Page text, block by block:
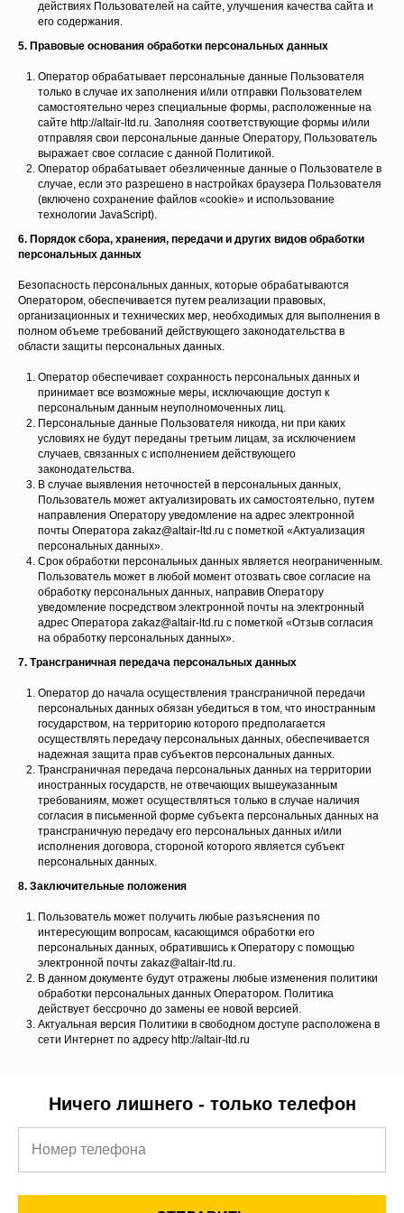
действиях Пользователей на сайте, улучшения качества сайта и
его содержания.
5. Правовые основания обработки персональных данных
Оператор обрабатывает персональные данные Пользователя
только в случае их заполнения и/или отправки Пользователем
самостоятельно через специальные формы, расположенные на
сайте http://altair-ltd.ru. Заполняя соответствующие формы и/или
отправляя свои персональные данные Оператору, Пользователь
выражает свое согласие с данной Политикой.
Оператор обрабатывает обезличенные данные о Пользователе в
случае, если это разрешено в настройках браузера Пользователя
(включено сохранение файлов «cookie» и использование
технологии JavaScript).
6. Порядок сбора, хранения, передачи и других видов обработки
персональных данных
Безопасность персональных данных, которые обрабатываются
Оператором, обеспечивается путем реализации правовых,
организационных и технических мер, необходимых для выполнения в
полном объеме требований действующего законодательства в
области защиты персональных данных.
Оператор обеспечивает сохранность персональных данных и
принимает все возможные меры, исключающие доступ к
персональным данным неуполномоченных лиц.
Персональные данные Пользователя никогда, ни при каких
условиях не будут переданы третьим лицам, за исключением
случаев, связанных с исполнением действующего
законодательства.
В случае выявления неточностей в персональных данных,
Пользователь может актуализировать их самостоятельно, путем
направления Оператору уведомление на адрес электронной
почты Оператора zakaz@altair-ltd.ru с пометкой «Актуализация
персональных данных».
Срок обработки персональных данных является неограниченным.
Пользователь может в любой момент отозвать свое согласие на
обработку персональных данных, направив Оператору
уведомление посредством электронной почты на электронный
адрес Оператора zakaz@altair-ltd.ru с пометкой «Отзыв согласия
на обработку персональных данных».
7. Трансграничная передача персональных данных
Оператор до начала осуществления трансграничной передачи
персональных данных обязан убедиться в том, что иностранным
государством, на территорию которого предполагается
осуществлять передачу персональных данных, обеспечивается
надежная защита прав субъектов персональных данных.
Трансграничная передача персональных данных на территории
иностранных государств, не отвечающих вышеуказанным
требованиям, может осуществляться только в случае наличия
согласия в письменной форме субъекта персональных данных на
трансграничную передачу его персональных данных и/или
исполнения договора, стороной которого является субъект
персональных данных.
8. Заключительные положения
Пользователь может получить любые разъяснения по
интересующим вопросам, касающимся обработки его
персональных данных, обратившись к Оператору с помощью
электронной почты zakaz@altair-ltd.ru.
В данном документе будут отражены любые изменения политики
обработки персональных данных Оператором. Политика
действует бессрочно до замены ее новой версией.
Актуальная версия Политики в свободном доступе расположена в
сети Интернет по адресу http://altair-ltd.ru
Ничего лишнего - только телефон